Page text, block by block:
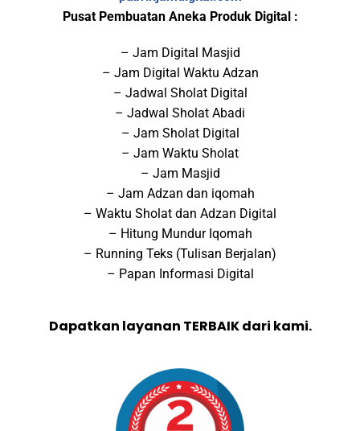
Pusat Pembuatan Aneka Produk Digital :
– Jam Digital Masjid
– Jam Digital Waktu Adzan
– Jadwal Sholat Digital
– Jadwal Sholat Abadi
– Jam Sholat Digital
– Jam Waktu Sholat
– Jam Masjid
– Jam Adzan dan iqomah
– Waktu Sholat dan Adzan Digital
– Hitung Mundur Iqomah
– Running Teks (Tulisan Berjalan)
– Papan Informasi Digital
Dapatkan layanan TERBAIK dari kami.